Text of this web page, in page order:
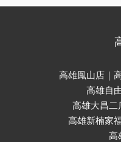
高雄鳳山店｜
高雄自
高雄大昌二
高雄新楠家
高